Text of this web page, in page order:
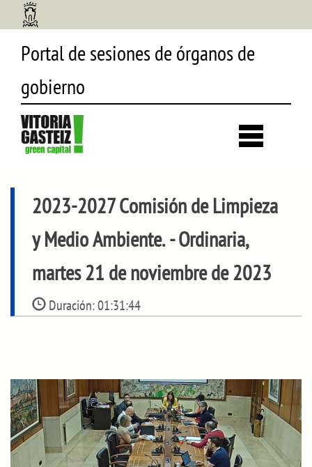
Portal de sesiones de órganos de
gobierno
2023-2027 Comisión de Limpieza
y Medio Ambiente.- Ordinaria,
martes 21 de noviembre de 2023
Duración:01:31:44